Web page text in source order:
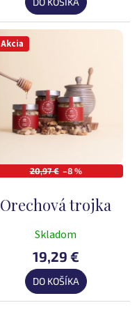
Akcia
20,97 € –8 %
Orechová trojka
Skladom
19,29 €
DO KOŠÍKA